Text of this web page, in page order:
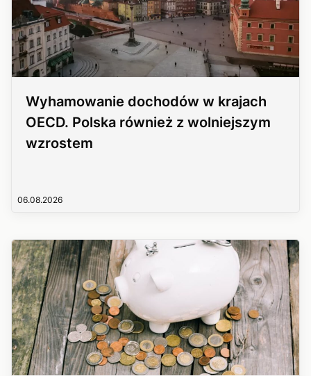
Wyhamowanie dochodów w krajach
OECD. Polska również z wolniejszym
wzrostem
06.08.2026